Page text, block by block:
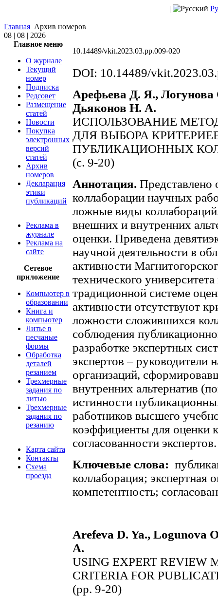
|
Главная Архив номеров
08 | 08 | 2026
Главное меню
О журнале
Текущий
номер
Подписка
Редсовет
Размещение
статей
Новости
Покупка
электронных
версий
статей
Архив
номеров
Декларация
этики
публикаций
Реклама в
журнале
Реклама на
сайте
Сетевое
приложение
Компьютер в
образовании
Книга и
компьютер
Литье в
песчаные
формы
Обработка
деталей
резанием
Трехмерные
задания по
литью
Трехмерные
задания по
резанию
Карта сайта
Контакты
Схема
проезда
10.14489/vkit.2023.03.pp.009-020
DOI: 10.14489/
Арефьева Д. Я.,
Дьяконов Н. А.
ИСПОЛЬЗОВАНИЕ
ДЛЯ ВЫБОРА
ПУБЛИКАЦИОННЫХ
(с. 9-20)
Аннотация. Представлено
коллаборации научных
ложные виды
внешних и внутренних
оценки. Приведена
научной деятельности в
активности
технического
традиционной системе
активности отсутствуют
ложности сложившихся
соблюдения
разработке экспертных
экспертов – руководители
организаций,
внутренних альтернатив
истинности
работников высшего
коэффициенты для оценки
согласованности экспертов.
Ключевые слова:
коллаборация; экспертная
компетентность;
Arefeva D. Ya., Logunova
A.
USING EXPERT REVIEW
CRITERIA FOR
(pp. 9-20)